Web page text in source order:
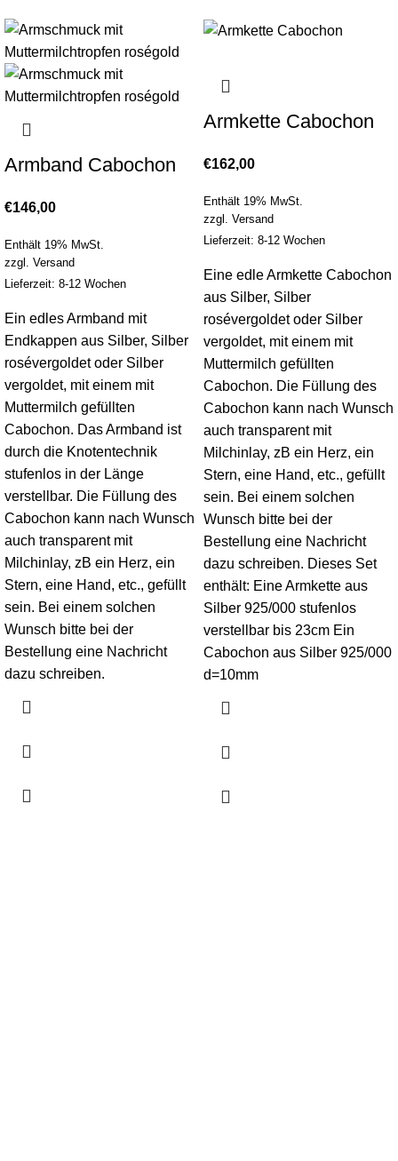
Armband Cabochon
€146,00
Enthält 19% MwSt.
zzgl. Versand
Lieferzeit: 8-12 Wochen
Ein edles Armband mit
Endkappen aus Silber, Silber
rosévergoldet oder Silber
vergoldet, mit einem mit
Muttermilch gefüllten
Cabochon. Das Armband ist
durch die Knotentechnik
stufenlos in der Länge
verstellbar. Die Füllung des
Cabochon kann nach Wunsch
auch transparent mit
Milchinlay, zB ein Herz, ein
Stern, eine Hand, etc., gefüllt
sein. Bei einem solchen
Wunsch bitte bei der
Bestellung eine Nachricht
dazu schreiben.
Armkette Cabochon
€162,00
Enthält 19% MwSt.
zzgl. Versand
Lieferzeit: 8-12 Wochen
Eine edle Armkette Cabochon
aus Silber, Silber
rosévergoldet oder Silber
vergoldet, mit einem mit
Muttermilch gefüllten
Cabochon. Die Füllung des
Cabochon kann nach Wunsch
auch transparent mit
Milchinlay, zB ein Herz, ein
Stern, eine Hand, etc., gefüllt
sein. Bei einem solchen
Wunsch bitte bei der
Bestellung eine Nachricht
dazu schreiben. Dieses Set
enthält: Eine Armkette aus
Silber 925/000 stufenlos
verstellbar bis 23cm Ein
Cabochon aus Silber 925/000
d=10mm